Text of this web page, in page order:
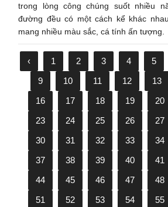
trong lòng công chúng suốt nhiều
đường đều có một cách kể khác
mang nhiều màu sắc, cá tính ấn tượng.
‹ 1 2 3 4 5
9
10 11 12 13
16
17 18 19 20
23
24 25 26 27
30
31 32 33 34
37
38 39 40 41
44
45 46 47 48
51
52 53 54 55